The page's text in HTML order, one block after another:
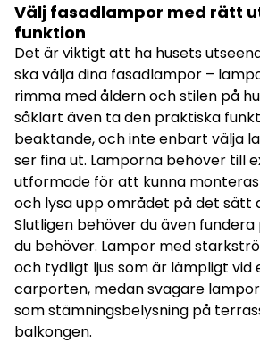
Välj fasadlampor med rätt
funktion
Det är viktigt att ha husets
ska välja dina fasadlampor –
rimma med åldern och stilen på
såklart även ta den praktiska
beaktande, och inte enbart välja
ser fina ut. Lamporna behöver till
utformade för att kunna
och lysa upp området på det sätt
Slutligen behöver du även
du behöver. Lampor med
och tydligt ljus som är lämpligt vid
carporten, medan svagare
som stämningsbelysning på
balkongen.